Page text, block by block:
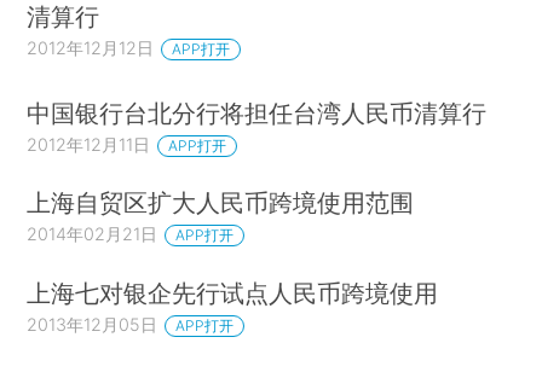
清算行
2012年12月12日 APP打开
中国银行台北分行将担任台湾人民币清算行
2012年12月11日 APP打开
上海自贸区扩大人民币跨境使用范围
2014年02月21日 APP打开
上海七对银企先行试点人民币跨境使用
2013年12月05日 APP打开